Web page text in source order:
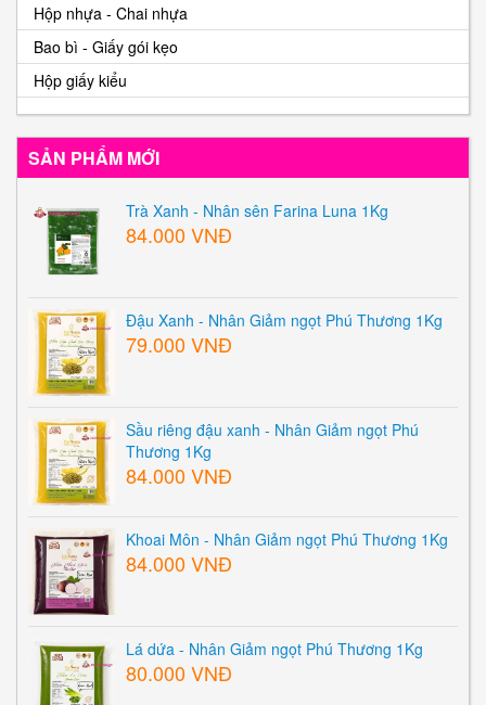
Hộp nhựa - Chai nhựa
Bao bì - Giấy gói kẹo
Hộp giấy kiểu
SẢN PHẨM MỚI
Trà Xanh - Nhân sên Farina Luna 1Kg
84.000 VNĐ
Đậu Xanh - Nhân Giảm ngọt Phú Thương 1Kg
79.000 VNĐ
Sầu riêng đậu xanh - Nhân Giảm ngọt Phú
Thương 1Kg
84.000 VNĐ
Khoai Môn - Nhân Giảm ngọt Phú Thương 1Kg
84.000 VNĐ
Lá dứa - Nhân Giảm ngọt Phú Thương 1Kg
80.000 VNĐ